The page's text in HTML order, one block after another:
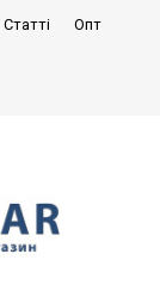
Статті
Опт